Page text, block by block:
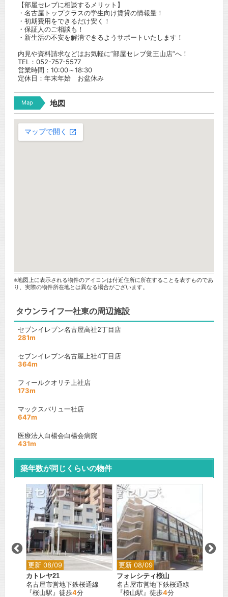
【部屋セレブに相談するメリット】
・名古屋トップクラスの学生向け賃貸の情報量！
・初期費用をできるだけ安く！
・保証人のご相談も！
・新生活の不安を解消できるようサポートいたします！
内見や資料請求などはお気軽に”部屋セレブ覚王山店”へ！
TEL：052-757-5577
営業時間：10:00～18:30
定休日：年末年始 お盆休み
Map 地図
※地図上に表示される物件のアイコンは付近住所に所在することを表すものであ
り、実際の物件所在地とは異なる場合がございます。
タウンライフ一社東の周辺施設
セブンイレブン名古屋高社2丁目店
281m
セブンイレブン名古屋上社4丁目店
364m
フィールクオリテ上社店
173m
マックスバリュ一社店
647m
医療法人白楊会白楊会病院
431m
築年数が同じくらいの物件
更新 08/09
カトレヤ21
名古屋市営地下鉄桜通線
『桜山駅』徒歩4分
更新 08/09
フォレシティ桜山
名古屋市営地下鉄桜通線
『桜山駅』徒歩4分
更新